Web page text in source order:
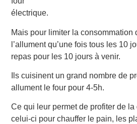
électrique.
Mais pour limiter la consommation
l’allument qu’une fois tous les 10
repas pour les 10 jours à venir.
Ils cuisinent un grand nombre de
allument le four pour 4-5h.
Ce qui leur permet de profiter de
celui-ci pour chauffer le pain, les